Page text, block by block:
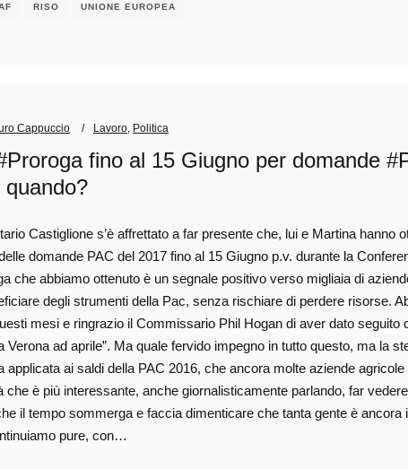
RISO UNIONE EUROPEA
Cappuccio Lavoro Politica
fino al 15 Giugno per domande
quando?
Castiglione s’è affrettato a far presente che, lui e Martina hanno
domande PAC del 2017 fino al 15 Giugno p.v. durante la
che abbiamo ottenuto è un segnale positivo verso migliaia di
degli strumenti della Pac, senza rischiare di perdere risorse.
mesi e ringrazio il Commissario Phil Hogan di aver dato seguito
Verona ad aprile”. Ma quale fervido impegno in tutto questo, ma la
applicata ai saldi della PAC 2016, che ancora molte aziende
che è più interessante, anche giornalisticamente parlando, far
il tempo sommerga e faccia dimenticare che tanta gente è ancora
pure, con…